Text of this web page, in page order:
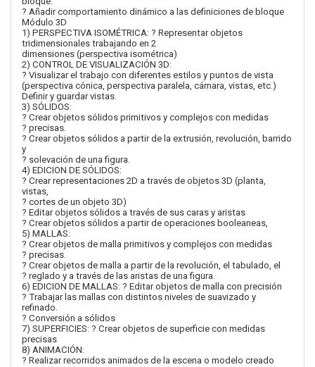
? Añadir comportamiento dinámico a las definiciones de bloque
Módulo 3D
1) PERSPECTIVA ISOMÉTRICA: ? Representar objetos
tridimensionales trabajando en 2
dimensiones (perspectiva isométrica)
2) CONTROL DE VISUALIZACIÓN 3D:
? Visualizar el trabajo con diferentes estilos y puntos de vista
(perspectiva cónica, perspectiva paralela, cámara, vistas, etc.)
Definir y guardar vistas.
3) SÓLIDOS:
? Crear objetos sólidos primitivos y complejos con medidas
? precisas.
? Crear objetos sólidos a partir de la extrusión, revolución, barrido
y
? solevación de una figura.
4) EDICION DE SÓLIDOS:
? Crear representaciones 2D a través de objetos 3D (planta,
vistas,
? cortes de un objeto 3D)
? Editar objetos sólidos a través de sus caras y aristas
? Crear objetos sólidos a partir de operaciones booleaneas,
5) MALLAS:
? Crear objetos de malla primitivos y complejos con medidas
? precisas.
? Crear objetos de malla a partir de la revolución, el tabulado, el
? reglado y a través de las aristas de una figura.
6) EDICION DE MALLAS: ? Editar objetos de malla con precisión
? Trabajar las mallas con distintos niveles de suavizado y
refinado.
? Conversión a sólidos
7) SUPERFICIES: ? Crear objetos de superficie con medidas
precisas
8) ANIMACIÓN:
? Realizar recorridos animados de la escena o modelo creado